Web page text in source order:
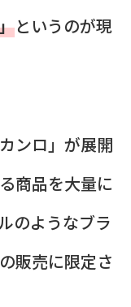
というのが現
ンロ」が展開
商品を大量に
のようなブラ
販売に限定さ